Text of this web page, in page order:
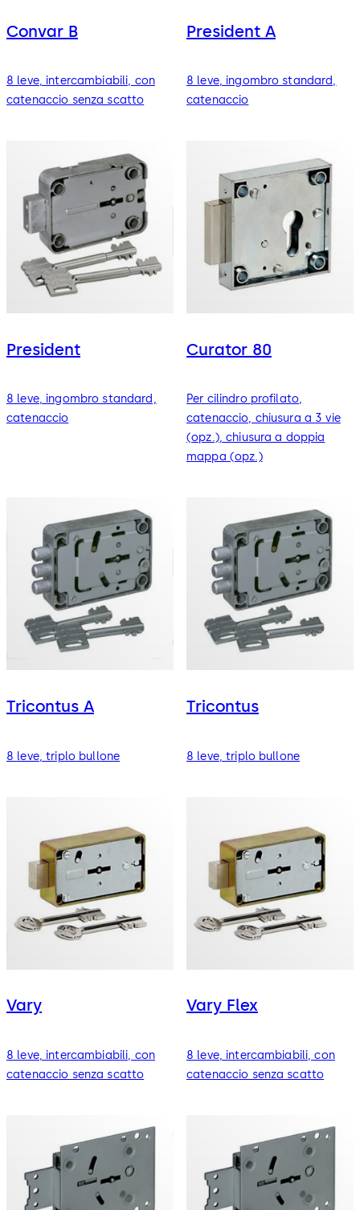
Convar B
8 leve, intercambiabili, con
catenaccio senza scatto
President A
8 leve, ingombro standard,
catenaccio
President
8 leve, ingombro standard,
catenaccio
Curator 80
Per cilindro profilato,
catenaccio, chiusura a 3 vie
(opz.), chiusura a doppia
mappa (opz.)
Tricontus A
8 leve, triplo bullone
Tricontus
8 leve, triplo bullone
Vary
8 leve, intercambiabili, con
catenaccio senza scatto
Vary Flex
8 leve, intercambiabili, con
catenaccio senza scatto